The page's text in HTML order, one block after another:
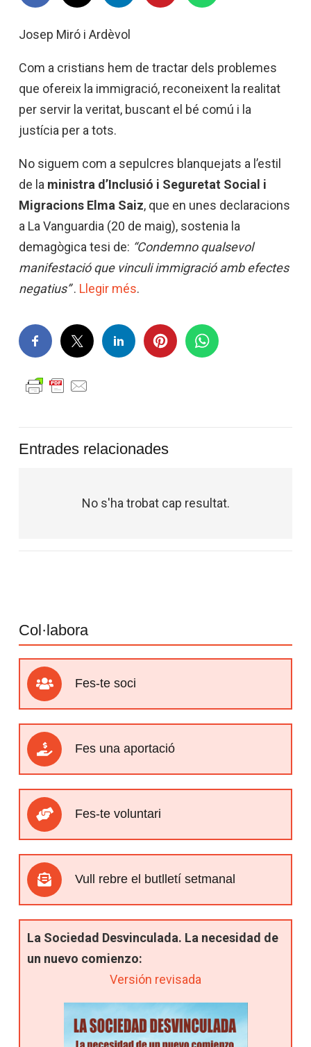
Josep Miró i Ardèvol
Com a cristians hem de tractar dels problemes
que ofereix la immigració, reconeixent la realitat
per servir la veritat, buscant el bé comú i la
justícia per a tots.
No siguem com a sepulcres blanquejats a l’estil
de la ministra d’Inclusió i Seguretat Social i
Migracions Elma Saiz, que en unes declaracions
a La Vanguardia (20 de maig), sostenia la
demagògica tesi de: “Condemno qualsevol
manifestació que vinculi immigració amb efectes
negatius”. Llegir més.
Entrades relacionades
No s'ha trobat cap resultat.
Col·labora
Fes-te soci
Fes una aportació
Fes-te voluntari
Vull rebre el butlletí setmanal
La Sociedad Desvinculada. La necesidad de
un nuevo comienzo:
Versión revisada